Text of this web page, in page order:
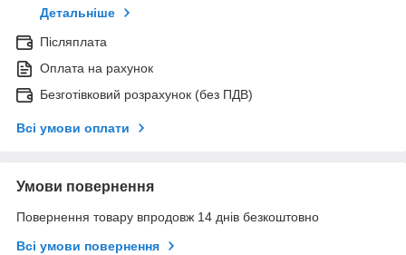
Детальніше
Післяплата
Оплата на рахунок
Безготівковий розрахунок (без ПДВ)
Всі умови оплати
Умови повернення
Повернення товару впродовж 14 днів безкоштовно
Всі умови повернення